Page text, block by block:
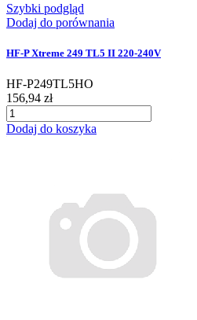
Szybki podgląd
Dodaj do porównania
HF-P Xtreme 249 TL5 II 220-240V
HF-P249TL5HO
156,94 zł
Dodaj do koszyka